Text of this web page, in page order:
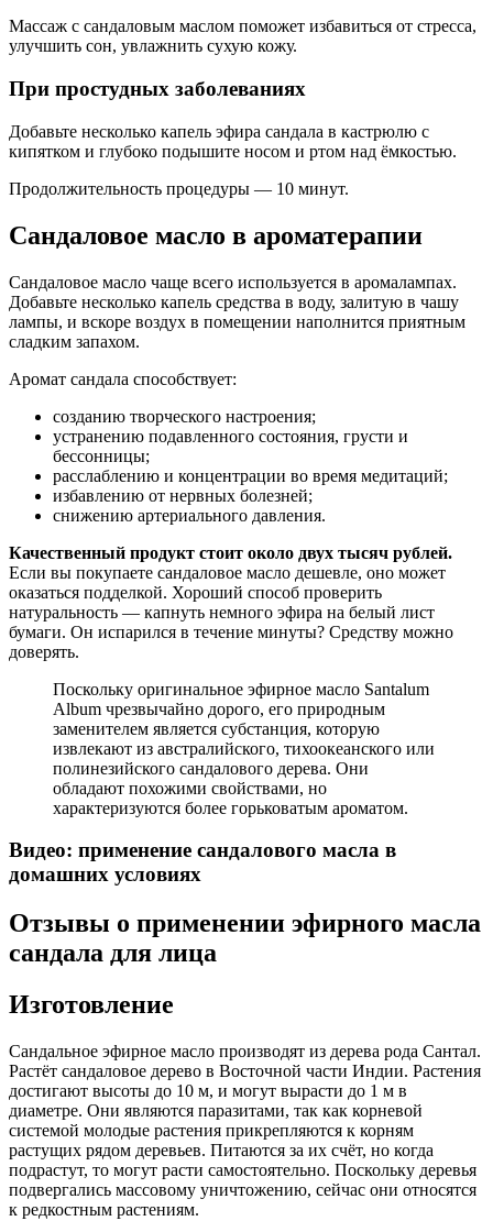
Массаж с сандаловым маслом поможет избавиться от стресса,
улучшить сон, увлажнить сухую кожу.
При простудных заболеваниях
Добавьте несколько капель эфира сандала в кастрюлю с
кипятком и глубоко подышите носом и ртом над ёмкостью.
Продолжительность процедуры — 10 минут.
Сандаловое масло в ароматерапии
Сандаловое масло чаще всего используется в аромалампах.
Добавьте несколько капель средства в воду, залитую в чашу
лампы, и вскоре воздух в помещении наполнится приятным
сладким запахом.
Аромат сандала способствует:
созданию творческого настроения;
устранению подавленного состояния, грусти и
бессонницы;
расслаблению и концентрации во время медитаций;
избавлению от нервных болезней;
снижению артериального давления.
Качественный продукт стоит около двух тысяч рублей.
Если вы покупаете сандаловое масло дешевле, оно может
оказаться подделкой. Хороший способ проверить
натуральность — капнуть немного эфира на белый лист
бумаги. Он испарился в течение минуты? Средству можно
доверять.
Поскольку оригинальное эфирное масло Santalum
Album чрезвычайно дорого, его природным
заменителем является субстанция, которую
извлекают из австралийского, тихоокеанского или
полинезийского сандалового дерева. Они
обладают похожими свойствами, но
характеризуются более горьковатым ароматом.
Видео: применение сандалового масла в
домашних условиях
Отзывы о применении эфирного масла
сандала для лица
Изготовление
Сандальное эфирное масло производят из дерева рода Сантал.
Растёт сандаловое дерево в Восточной части Индии. Растения
достигают высоты до 10 м, и могут вырасти до 1 м в
диаметре. Они являются паразитами, так как корневой
системой молодые растения прикрепляются к корням
растущих рядом деревьев. Питаются за их счёт, но когда
подрастут, то могут расти самостоятельно. Поскольку деревья
подвергались массовому уничтожению, сейчас они относятся
к редкостным растениям.